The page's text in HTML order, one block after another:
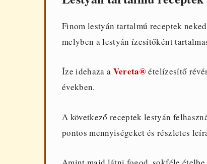
Finom lestyán tartalmú receptek
melyben a lestyán ízesítőként
Íze idehaza a Vereta®ételízesítő
években.
A következő receptek lestyán
pontos mennyiségeket és részletes